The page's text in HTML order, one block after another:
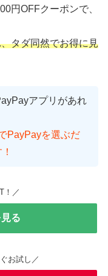
円OFFクーポンで、
タダ同然でお得に見
アプリがあれ
PayPayを選ぶだ
！／
る
お試し／